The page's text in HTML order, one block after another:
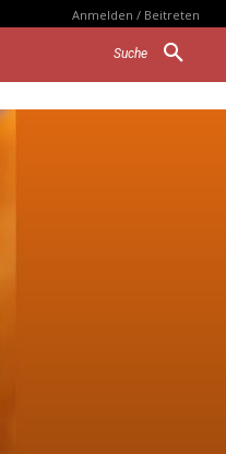
Anmelden / Beitreten
Suche